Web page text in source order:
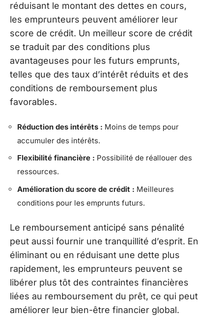
réduisant le montant des dettes en cours,
les emprunteurs peuvent améliorer leur
score de crédit. Un meilleur score de crédit
se traduit par des conditions plus
avantageuses pour les futurs emprunts,
telles que des taux d’intérêt réduits et des
conditions de remboursement plus
favorables.
Réduction des intérêts : Moins de temps pour
accumuler des intérêts.
Flexibilité financière : Possibilité de réallouer des
ressources.
Amélioration du score de crédit : Meilleures
conditions pour les emprunts futurs.
Le remboursement anticipé sans pénalité
peut aussi fournir une tranquillité d’esprit. En
éliminant ou en réduisant une dette plus
rapidement, les emprunteurs peuvent se
libérer plus tôt des contraintes financières
liées au remboursement du prêt, ce qui peut
améliorer leur bien-être financier global.